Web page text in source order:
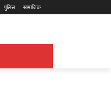
पुलिस सामाजिक